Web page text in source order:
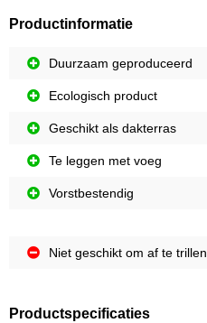
Productinformatie
Duurzaam geproduceerd
Ecologisch product
Geschikt als dakterras
Te leggen met voeg
Vorstbestendig
Niet geschikt om af te trillen
Productspecificaties